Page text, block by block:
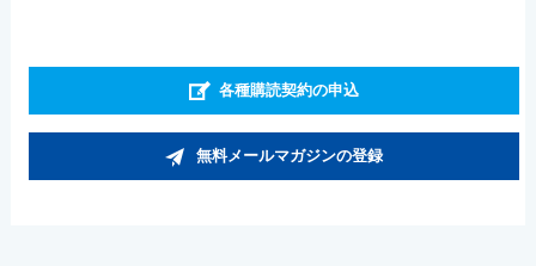
各種購読契約の申込
無料メールマガジンの登録